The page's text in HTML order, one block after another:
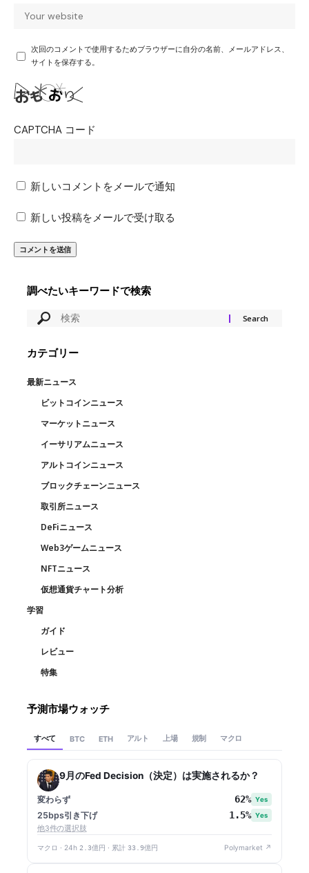
次回のコメントで使用するためブラウザーに自分の名前、メールアドレス、
サイトを保存する。
CAPTCHA コード
新しいコメントをメールで通知
新しい投稿をメールで受け取る
調べたいキーワードで検索
カテゴリー
最新ニュース
ビットコインニュース
マーケットニュース
イーサリアムニュース
アルトコインニュース
ブロックチェーンニュース
取引所ニュース
DeFiニュース
Web3ゲームニュース
NFTニュース
仮想通貨チャート分析
学習
ガイド
レビュー
特集
予測市場ウォッチ
すべて BTC ETH アルト 上場 規制 マクロ
9月のFed Decision（決定）は実施されるか？
変わらず 62% Yes
25bps引き下げ 1.5% Yes
他3件の選択肢
マクロ · 24h 2.3億円 · 累計 33.9億円 Polymarket ↗